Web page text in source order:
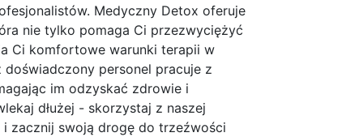
Medyczny Detox oferuje
nie tylko pomaga Ci przezwyciężyć
Ci komfortowe warunki terapii w
personel pracuje z
im odzyskać zdrowie i
dłużej - skorzystaj z naszej
zacznij swoją drogę do trzeźwości